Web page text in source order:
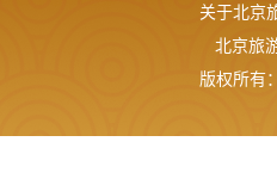
关于北京
北京旅
版权所有